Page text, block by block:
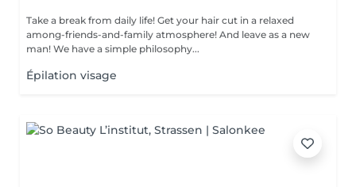
Take a break from daily life! Get your hair cut in a relaxed
among-friends-and-family atmosphere! And leave as a new
man! We have a simple philosophy...
Épilation visage